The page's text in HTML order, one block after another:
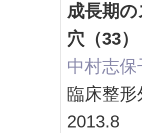
成長期
穴（33
中村志
臨床整
2013.8